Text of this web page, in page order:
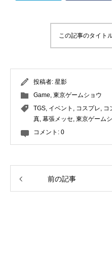
この記事のタイト
投稿者: 星影
Game, 東京ゲームショウ
TGS, イベント , コスプレ, コ
真, 幕張メッセ, 東京ゲーム
コメント: 0
前の記事